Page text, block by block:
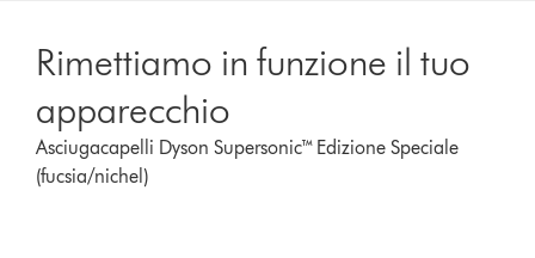
Rimettiamo in funzione il tuo
apparecchio
Asciugacapelli Dyson Supersonic™ Edizione Speciale
(fucsia/nichel)